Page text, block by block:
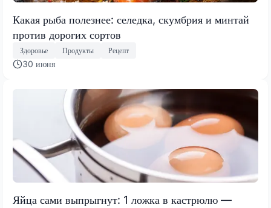
Какая рыба полезнее: селедка, скумбрия и минтай
против дорогих сортов
Здоровье Продукты Рецепт
30 июня
Яйца сами выпрыгнут: 1 ложка в кастрюлю —